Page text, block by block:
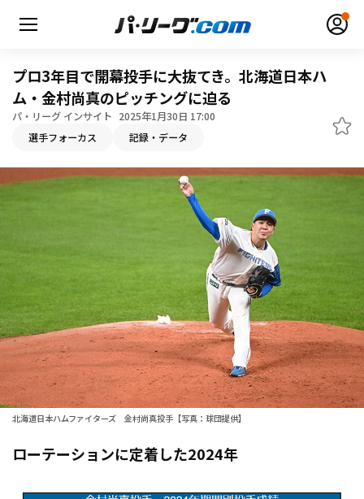
HOME
日程・結果
順位表･成績
1軍公式戦
ファーム東地区
ファーム中地区
選手名鑑
選手名鑑トップ
北海道日本ハムファイターズ
東北楽天ゴールデンイーグルス
ニュース
プロ3年目で開幕投手に大抜てき。北海道日本ハ
ム・金村尚真のピッチングに迫る
パ・リーグ インサイト 2025年1月30日 17:00
選手フォーカス 記録・データ
北海道日本ハムファイターズ 金村尚真投手【写真：球団提供】
ローテーションに定着した2024年